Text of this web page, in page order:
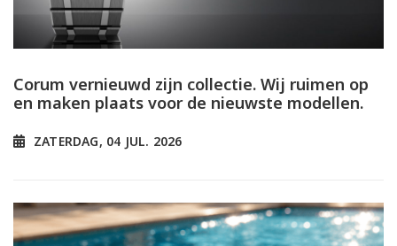
Corum vernieuwd zijn collectie. Wij ruimen op
en maken plaats voor de nieuwste modellen.
ZATERDAG, 04 JUL. 2026